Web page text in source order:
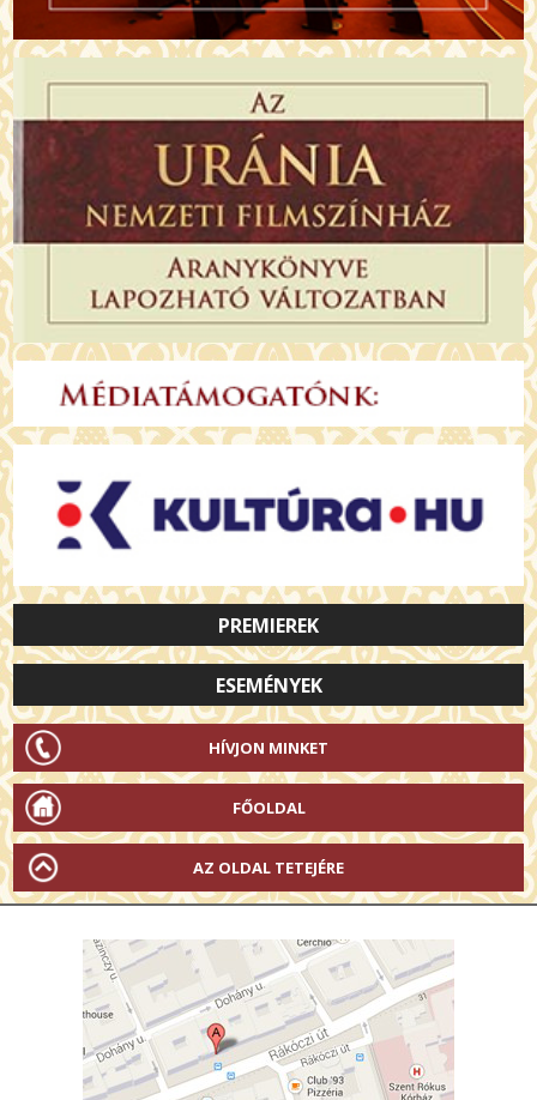
PREMIEREK
ESEMÉNYEK
HÍVJON MINKET
FŐOLDAL
AZ OLDAL TETEJÉRE